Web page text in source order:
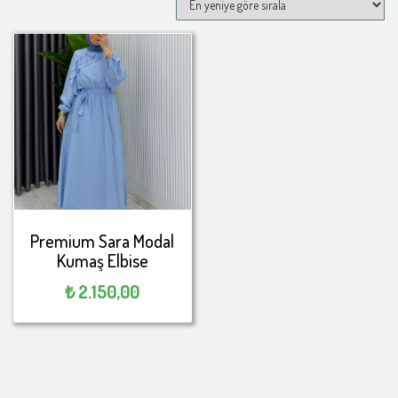
Premium Sara Modal
Kumaş Elbise
₺2.150,00